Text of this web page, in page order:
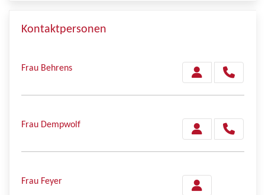
Kontaktpersonen
Frau Behrens
Frau Dempwolf
Frau Feyer